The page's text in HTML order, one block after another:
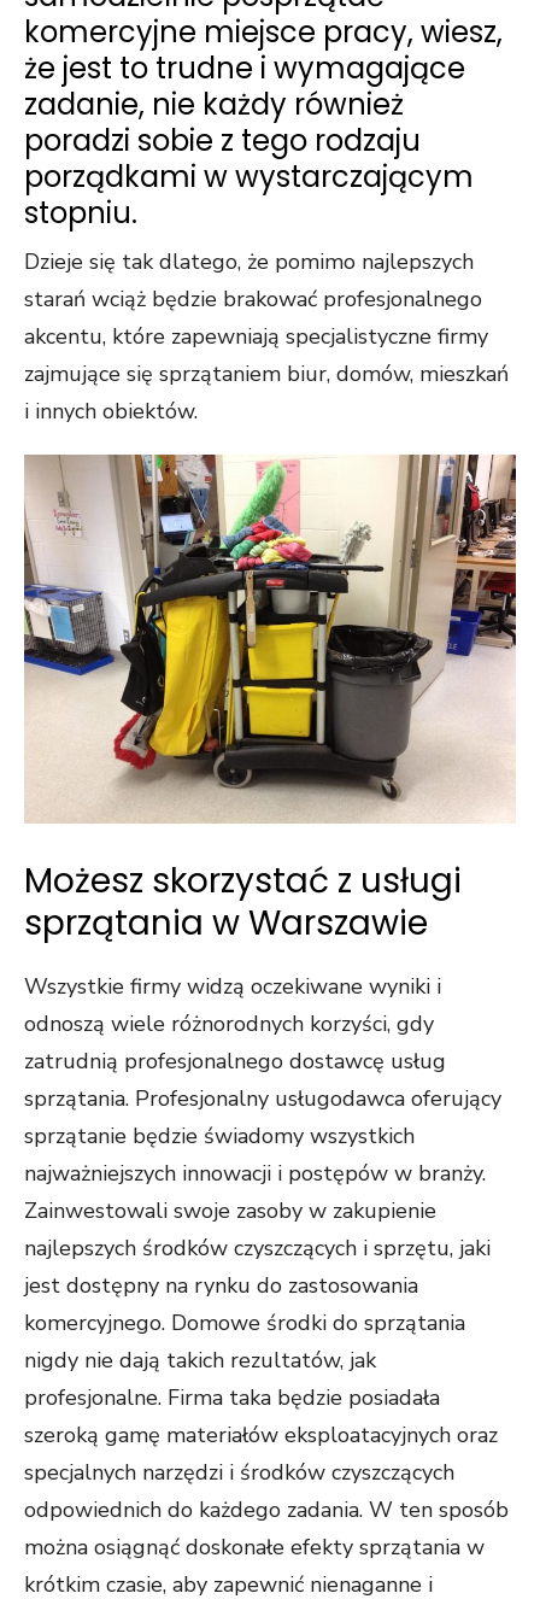
komercyjne miejsce pracy, wiesz,
że jest to trudne i wymagające
zadanie, nie każdy również
poradzi sobie z tego rodzaju
porządkami w wystarczającym
stopniu.
Dzieje się tak dlatego, że pomimo najlepszych
starań wciąż będzie brakować profesjonalnego
akcentu, które zapewniają specjalistyczne firmy
zajmujące się sprzątaniem biur, domów, mieszkań
i innych obiektów.
Możesz skorzystać z usługi
sprzątania w Warszawie
Wszystkie firmy widzą oczekiwane wyniki i
odnoszą wiele różnorodnych korzyści, gdy
zatrudnią profesjonalnego dostawcę usług
sprzątania. Profesjonalny usługodawca oferujący
sprzątanie będzie świadomy wszystkich
najważniejszych innowacji i postępów w branży.
Zainwestowali swoje zasoby w zakupienie
najlepszych środków czyszczących i sprzętu, jaki
jest dostępny na rynku do zastosowania
komercyjnego. Domowe środki do sprzątania
nigdy nie dają takich rezultatów, jak
profesjonalne. Firma taka będzie posiadała
szeroką gamę materiałów eksploatacyjnych oraz
specjalnych narzędzi i środków czyszczących
odpowiednich do każdego zadania. W ten sposób
można osiągnąć doskonałe efekty sprzątania w
krótkim czasie, aby zapewnić nienaganne i